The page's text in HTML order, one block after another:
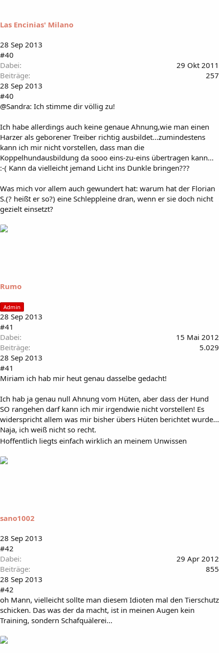
Las Encinias' Milano
28 Sep 2013
#40
Dabei
29 Okt 2011
Beiträge
257
28 Sep 2013
#40
@Sandra: Ich stimme dir völlig zu!
Ich habe allerdings auch keine genaue Ahnung,wie man einen
Harzer als geborener Treiber richtig ausbildet...zumindestens
kann ich mir nicht vorstellen, dass man die
Koppelhundausbildung da sooo eins-zu-eins übertragen kann...
:-( Kann da vielleicht jemand Licht ins Dunkle bringen???
Was mich vor allem auch gewundert hat: warum hat der Florian
S.(? heißt er so?) eine Schleppleine dran, wenn er sie doch nicht
gezielt einsetzt?
Rumo
Admin
28 Sep 2013
#41
Dabei
15 Mai 2012
Beiträge
5.029
28 Sep 2013
#41
Miriam ich hab mir heut genau dasselbe gedacht!
Ich hab ja genau null Ahnung vom Hüten, aber dass der Hund
SO rangehen darf kann ich mir irgendwie nicht vorstellen! Es
widerspricht allem was mir bisher übers Hüten berichtet wurde...
Naja, ich weiß nicht so recht.
Hoffentlich liegts einfach wirklich an meinem Unwissen
sano1002
28 Sep 2013
#42
Dabei
29 Apr 2012
Beiträge
855
28 Sep 2013
#42
oh Mann, vielleicht sollte man diesem Idioten mal den Tierschutz
schicken. Das was der da macht, ist in meinen Augen kein
Training, sondern Schafquälerei...